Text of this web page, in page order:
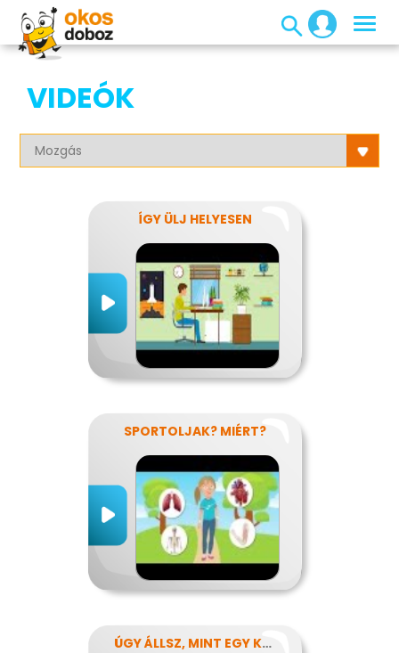
VIDEÓK
ÍGY ÜLJ HELYESEN
SPORTOLJAK? MIÉRT?
ÚGY ÁLLSZ, MINT EGY KÉRDŐJEL